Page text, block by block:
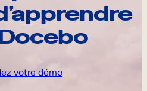
votre démo